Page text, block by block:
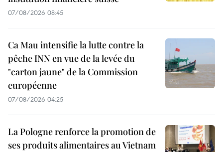
07/08/2026 08:45
Ca Mau intensifie la lutte contre la
pêche INN en vue de la levée du
"carton jaune" de la Commission
européenne
07/08/2026 04:25
La Pologne renforce la promotion de
ses produits alimentaires au Vietnam